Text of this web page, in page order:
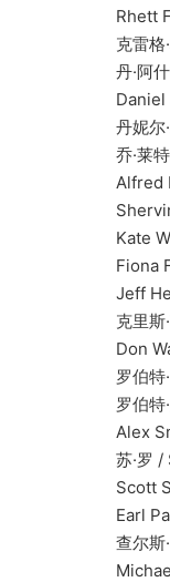
Rhett Finch
克雷格·林 /
丹·阿什顿 /
Daniel J.
丹妮尔·纳达
乔·莱特瑞 /
Alfred
Shervin
Kate
Fiona
Jeff
克里斯·英格
Don Waller
罗伯特·明斯
罗伯特·斯普
Alex Smith
苏·罗 /
Scott
Earl
查尔斯·泰特
Michael